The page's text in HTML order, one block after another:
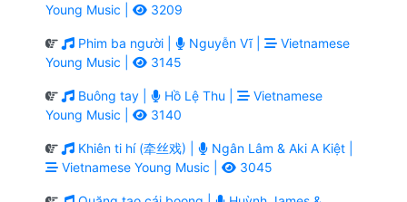
Young Music |
3209
Phim ba người | Nguyễn Vĩ |
Vietnamese
Young Music |
3145
Buông tay | Hồ Lệ Thu |
Vietnamese
Young Music |
3140
Khiên ti hí (牵丝戏) |
Ngân Lâm & Aki A Kiệt |
Vietnamese Young Music |
3045